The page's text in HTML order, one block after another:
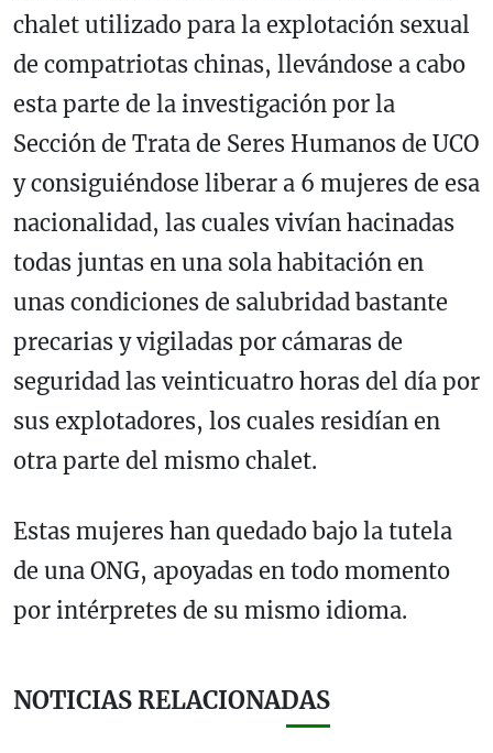
chalet utilizado para la explotación sexual
de compatriotas chinas, llevándose a cabo
esta parte de la investigación por la
Sección de Trata de Seres Humanos de UCO
y consiguiéndose liberar a 6 mujeres de esa
nacionalidad, las cuales vivían hacinadas
todas juntas en una sola habitación en
unas condiciones de salubridad bastante
precarias y vigiladas por cámaras de
seguridad las veinticuatro horas del día por
sus explotadores, los cuales residían en
otra parte del mismo chalet.
Estas mujeres han quedado bajo la tutela
de una ONG, apoyadas en todo momento
por intérpretes de su mismo idioma.
NOTICIAS RELACIONADAS